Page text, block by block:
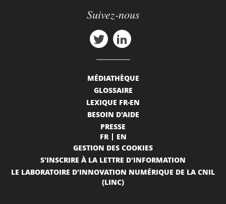
Suivez-nous
MÉDIATHÈQUE
GLOSSAIRE
LEXIQUE FR-EN
BESOIN D'AIDE
PRESSE
FR
EN
GESTION DES COOKIES
S'INSCRIRE À LA LETTRE D'INFORMATION
LE LABORATOIRE D'INNOVATION NUMÉRIQUE DE LA CNIL
(LINC)